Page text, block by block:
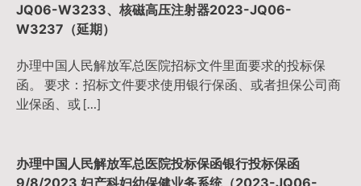
JQ06-W3233、核磁高压注射器2023-JQ06-
W3237（延期）
办理中国人民解放军总医院招标文件里面要求的投标保
函。 要求：招标文件要求使用银行保函、或者担保公司商
业保函、或 […]
办理中国人民解放军总医院投标保函银行投标保函
9/8/2023 妇产科妇幼保健业务系统（2023-JQ06-